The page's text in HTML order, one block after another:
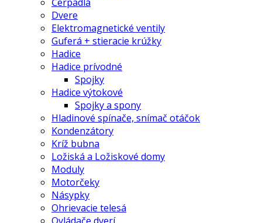
Dvere
Elektromagnetické ventily
Guferá + stieracie krúžky
Hadice
Hadice prívodné
Spojky
Hadice výtokové
Spojky a spony
Hladinové spínače, snímač otáčok
Kondenzátory
Kríž bubna
Ložiská a Ložiskové domy
Moduly
Motorčeky
Násypky
Ohrievacie telesá